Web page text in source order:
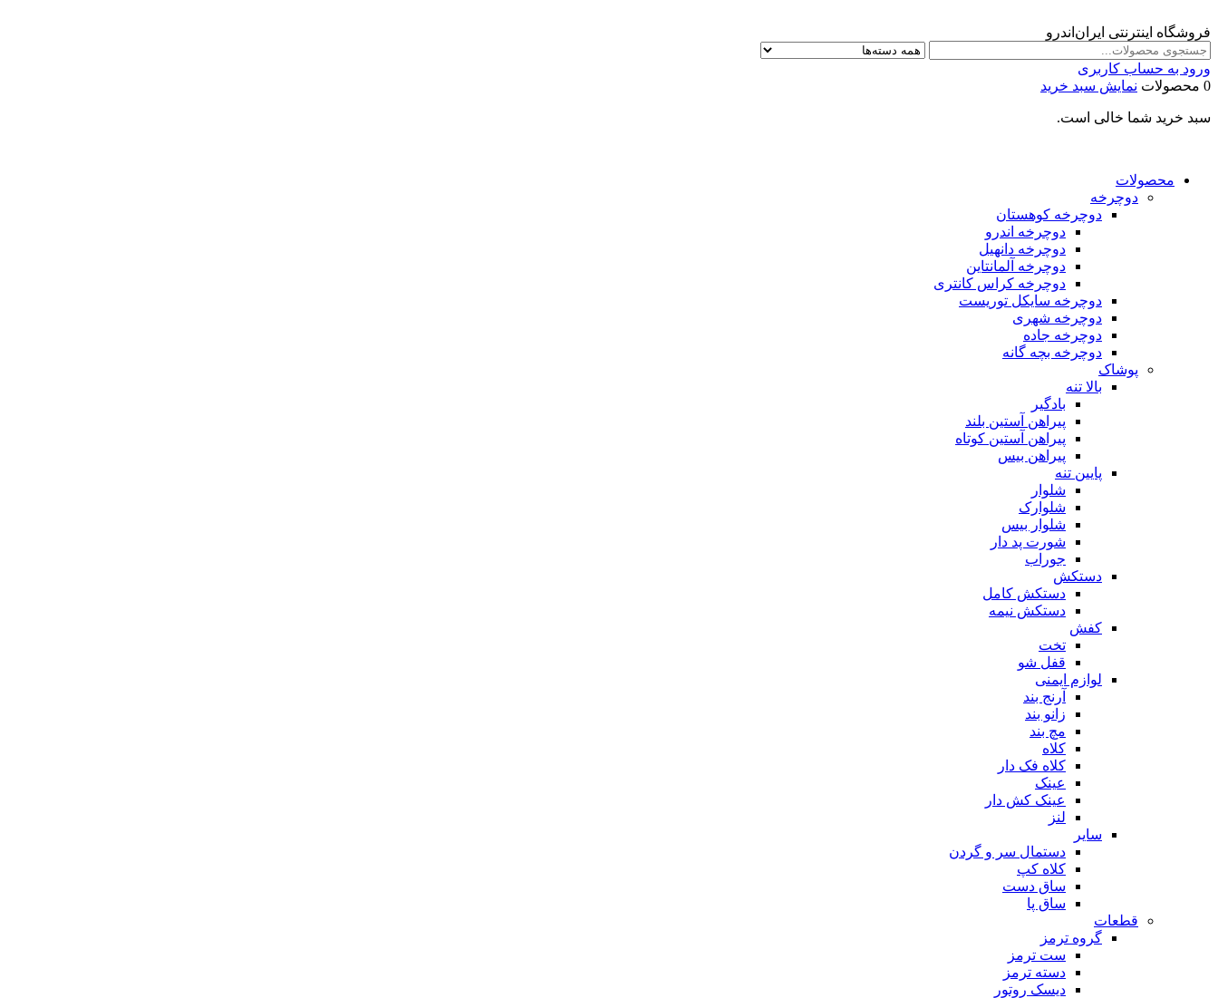
فروشگاه اینترنتی ایران‌اندرو
ورود به حساب کاربری
0 محصولات
نمایش سبد خرید
سبد خرید شما خالی است.
محصولات
دوچرخه
دوچرخه کوهستان
دوچرخه اندرو
دوچرخه دانهیل
دوچرخه آلمانتاین
دوچرخه کراس کانتری
دوچرخه سایکل توریست
دوچرخه شهری
دوچرخه جاده
دوچرخه بچه گانه
پوشاک
بالا تنه
بادگیر
پیراهن آستین بلند
پیراهن آستین کوتاه
پیراهن بیس
پایین تنه
شلوار
شلوارک
شلوار بیس
شورت پد دار
جوراب
دستکش
دستکش کامل
دستکش نیمه
کفش
تخت
قفل شو
لوازم ایمنی
آرنج بند
زانو بند
مچ بند
کلاه
کلاه فک دار
عینک
عینک کش دار
لنز
سایر
دستمال سر و گردن
کلاه کپ
ساق دست
ساق پا
قطعات
گروه ترمز
ست ترمز
دسته ترمز
دیسک روتور